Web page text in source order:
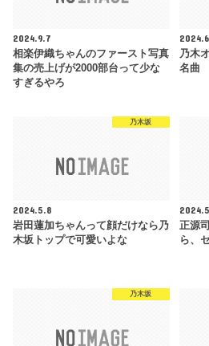
2024.9.7
相楽伊織ちゃんのファースト写真
集の売上げが2000部台って少な
すぎるやろ
乃木
名曲
乃木坂
2024.5.8
岩田蓮加ちゃんって顔だけなら乃
木坂トップで可愛いよな
正源
ら、
乃木坂